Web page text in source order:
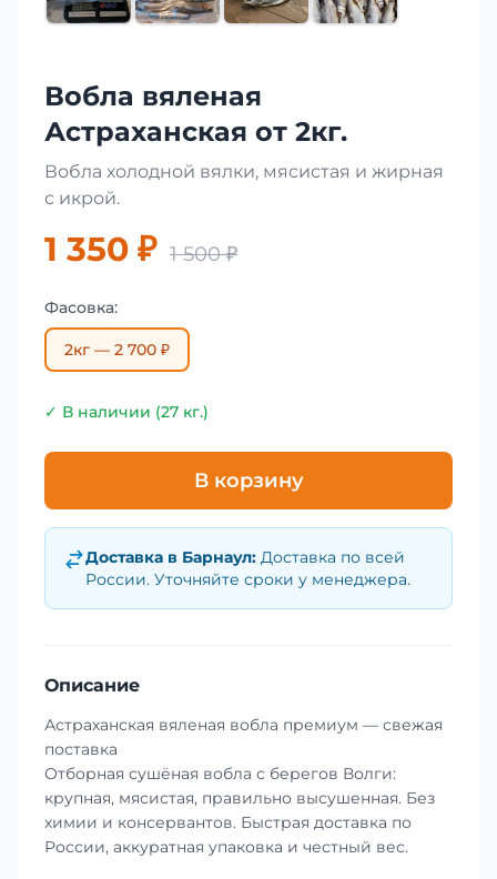
Вобла вяленая
Астраханская от 2кг.
Вобла холодной вялки, мясистая и жирная
с икрой.
1 350 ₽ 1 500 ₽
Фасовка:
2кг — 2 700 ₽
✓ В наличии (27 кг.)
В корзину
Доставка в Барнаул: Доставка по всей
России. Уточняйте сроки у менеджера.
Описание
Астраханская вяленая вобла премиум — свежая
поставка
Отборная сушёная вобла с берегов Волги:
крупная, мясистая, правильно высушенная. Без
химии и консервантов. Быстрая доставка по
России, аккуратная упаковка и честный вес.